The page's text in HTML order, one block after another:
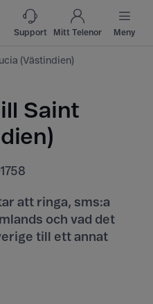
Support Mitt Telenor Meny
(Västindien)
Saint
att ringa, sms:a
och vad det
till ett annat